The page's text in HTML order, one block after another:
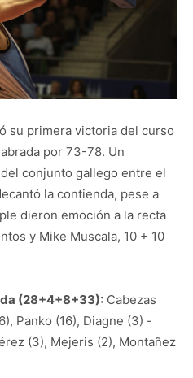
su primera victoria del curso
por 73-78. Un
conjunto gallego entre el
la contienda, pese a
dieron emoción a la recta
y Mike Muscala, 10 + 10
(28+4+8+33): Cabezas
Panko (16), Diagne (3) -
(3), Mejeris (2), Montañez